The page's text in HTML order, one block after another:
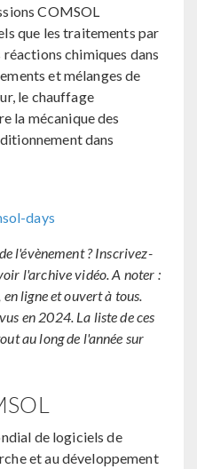
COMSOL
que les traitements par
chimiques dans
et mélanges de
le chauffage
la mécanique des
dans
days
l'évènement ? Inscrivez-
l'archive vidéo. A noter :
ligne et ouvert à tous.
en 2024. La liste de ces
au long de l'année sur
de logiciels de
et au développement